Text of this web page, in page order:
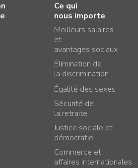
Ce qui
nous importe
Meilleurs salaires
et
avantages sociaux
Élimination de
la discrimination
Égalité des sexes
Sécurité de
la retraite
Justice sociale et
démocratie
Commerce et
affaires internationales